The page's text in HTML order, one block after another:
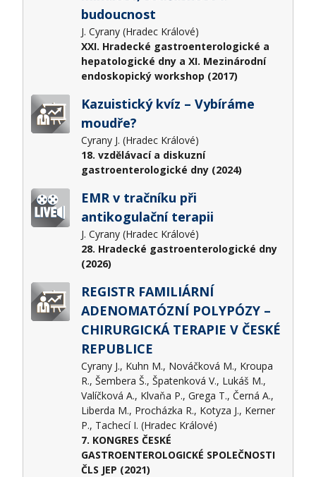
budoucnost
J. Cyrany (Hradec Králové)
XXI. Hradecké gastroenterologické a
hepatologické dny a XI. Mezinárodní
endoskopický workshop (2017)
Kazuistický kvíz – Vybíráme
moudře?
Cyrany J. (Hradec Králové)
18. vzdělávací a diskuzní
gastroenterologické dny (2024)
EMR v tračníku při
antikogulační terapii
J. Cyrany (Hradec Králové)
28. Hradecké gastroenterologické dny
(2026)
REGISTR FAMILIÁRNÍ
ADENOMATÓZNÍ POLYPÓZY –
CHIRURGICKÁ TERAPIE V ČESKÉ
REPUBLICE
Cyrany J., Kuhn M., Nováčková M., Kroupa
R., Šembera Š., Špatenková V., Lukáš M.,
Valíčková A., Klvaňa P., Grega T., Černá A.,
Liberda M., Procházka R., Kotyza J., Kerner
P., Tachecí I. (Hradec Králové)
7. KONGRES ČESKÉ
GASTROENTEROLOGICKÉ SPOLEČNOSTI
ČLS JEP (2021)